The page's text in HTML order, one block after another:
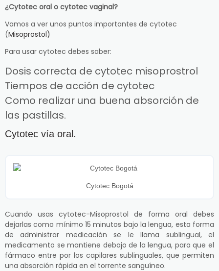
¿Cytotec oral o cytotec vaginal?
Vamos a ver unos puntos importantes de cytotec
(Misoprostol)
Para usar cytotec debes saber:
Dosis correcta de cytotec misoprostrol
Tiempos de acción de cytotec
Como realizar una buena absorción de
las pastillas.
Cytotec vía oral.
Cytotec Bogotá
Cuando usas cytotec-Misoprostol de forma oral debes
dejarlas como mínimo 15 minutos bajo la lengua, esta forma
de administrar medicación se le llama sublingual, el
medicamento se mantiene debajo de la lengua, para que el
fármaco entre por los capilares sublinguales, que permiten
una absorción rápida en el torrente sanguíneo.